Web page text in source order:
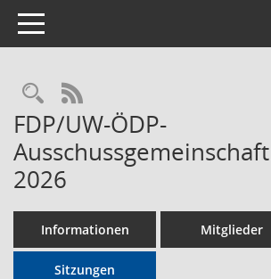
Toggle navigation
Rechercheauswahl
RSS-Feed
FDP/UW-ÖDP-
2026
Informationen Mitglieder
Sitzungen